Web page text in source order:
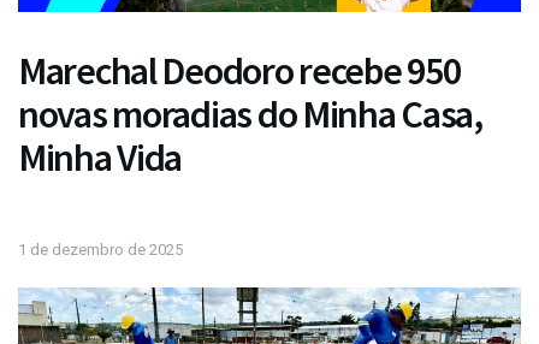
Marechal Deodoro recebe 950
novas moradias do Minha Casa,
Minha Vida
1 de dezembro de 2025